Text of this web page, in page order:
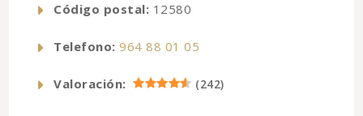
Código postal: 12580
Telefono: 964 88 01 05
Valoración: (242)